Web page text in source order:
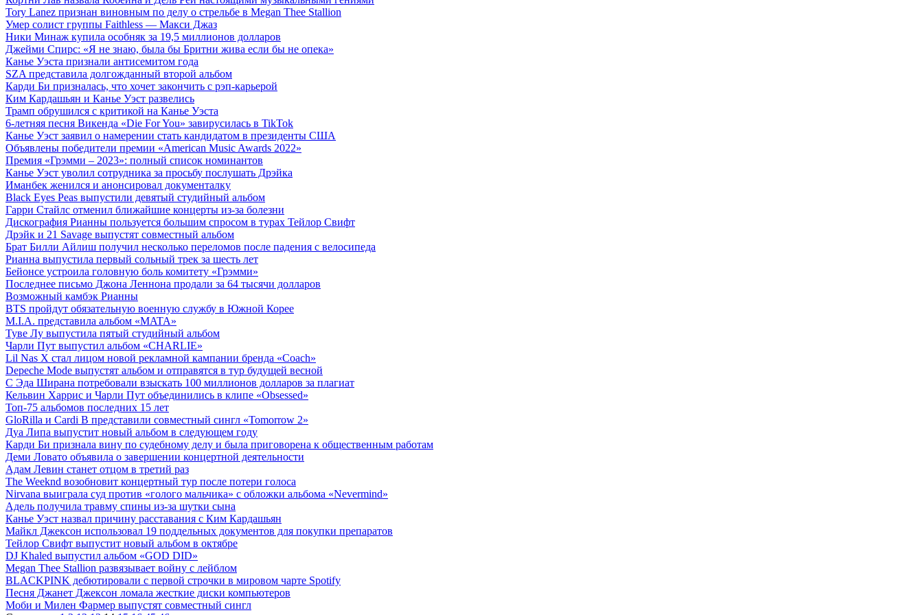
Tory Lanez признан виновным по делу о стрельбе в Megan Thee Stallion
Умер солист группы Faithless — Макси Джаз
Ники Минаж купила особняк за 19,5 миллионов долларов
Джейми Спирс: «Я не знаю, была бы Бритни жива если бы не опека»
Канье Уэста признали антисемитом года
SZA представила долгожданный второй альбом
Карди Би призналась, что хочет закончить с рэп-карьерой
Ким Кардашьян и Канье Уэст развелись
Трамп обрушился с критикой на Канье Уэста
6-летняя песня Викенда «Die For You» завирусилась в TikTok
Канье Уэст заявил о намерении стать кандидатом в президенты США
Объявлены победители премии «American Music Awards 2022»
Премия «Грэмми – 2023»: полный список номинантов
Канье Уэст уволил сотрудника за просьбу послушать Дрэйка
Иманбек женился и анонсировал документалку
Black Eyes Peas выпустили девятый студийный альбом
Гарри Стайлс отменил ближайшие концерты из-за болезни
Дискография Рианны пользуется большим спросом в турах Тейлор Свифт
Дрэйк и 21 Savage выпустят совместный альбом
Брат Билли Айлиш получил несколько переломов после падения с велосипеда
Рианна выпустила первый сольный трек за шесть лет
Бейонсе устроила головную боль комитету «Грэмми»
Последнее письмо Джона Леннона продали за 64 тысячи долларов
Возможный камбэк Рианны
BTS пройдут обязательную военную службу в Южной Корее
M.I.A. представила альбом «MATA»
Туве Лу выпустила пятый студийный альбом
Чарли Пут выпустил альбом «CHARLIE»
Lil Nas X стал лицом новой рекламной кампании бренда «Coach»
Depeche Mode выпустят альбом и отправятся в тур будущей весной
С Эда Ширана потребовали взыскать 100 миллионов долларов за плагиат
Кельвин Харрис и Чарли Пут объединились в клипе «Obsessed»
Топ-75 альбомов последних 15 лет
GloRilla и Cardi B представили совместный сингл «Tomorrow 2»
Дуа Липа выпустит новый альбом в следующем году
Карди Би признала вину по судебному делу и была приговорена к общественным работам
Деми Ловато объявила о завершении концертной деятельности
Адам Левин станет отцом в третий раз
The Weeknd возобновит концертный тур после потери голоса
Nirvana выиграла суд против «голого мальчика» с обложки альбома «Nevermind»
Адель получила травму спины из-за шутки сына
Канье Уэст назвал причину расставания с Ким Кардашьян
Майкл Джексон использовал 19 поддельных документов для покупки препаратов
Тейлор Свифт выпустит новый альбом в октябре
DJ Khaled выпустил альбом «GOD DID»
Megan Thee Stallion развязывает войну с лейблом
BLACKPINK дебютировали с первой строчки в мировом чарте Spotify
Песня Джанет Джексон ломала жесткие диски компьютеров
Моби и Милен Фармер выпустят совместный сингл